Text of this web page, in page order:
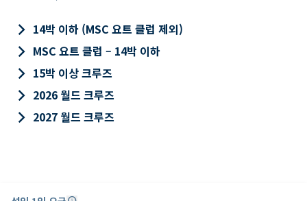
keyboard_arrow_right 14박 이하 (MSC 요트 클럽 제외)
keyboard_arrow_right MSC 요트 클럽 – 14박 이하
keyboard_arrow_right 15박 이상 크루즈
keyboard_arrow_right 2026 월드 크루즈
keyboard_arrow_right 2027 월드 크루즈